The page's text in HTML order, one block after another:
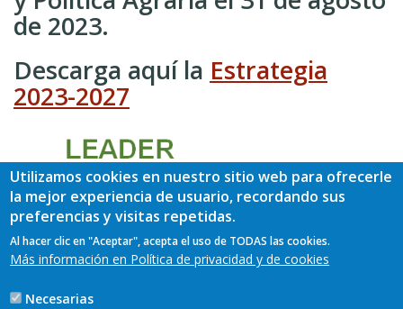
de 2023.
Descarga aquí la Estrategia
2023-2027
Utilizamos cookies en nuestro sitio web para ofrecerle
la mejor experiencia de usuario, recordando sus
preferencias y visitas repetidas.
Al hacer clic en "Aceptar", acepta el uso de TODAS las cookies.
Más información en Política de privacidad y de cookies
Necesarias